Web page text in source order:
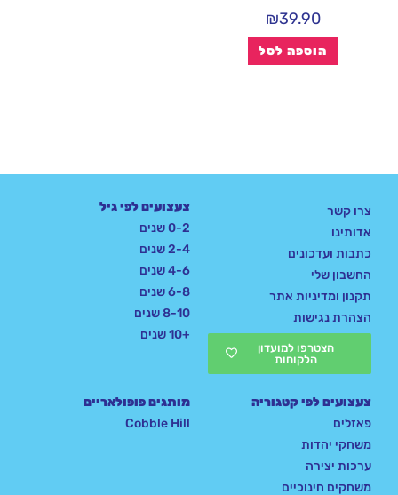
₪39.90
הוספה לסל
צרו קשר
אדותינו
כתבות ועדכונים
החשבון שלי
תקנון ומדיניות אתר
הצהרת נגישות
הצטרפו למועדון
הלקוחות
צעצועים לפי גיל
0-2 שנים
2-4 שנים
4-6 שנים
6-8 שנים
8-10 שנים
+10 שנים
צעצועים לפי קטגוריה
פאזלים
משחקי יהדות
ערכות יצירה
משחקים חינוכיים
מותגים פופולאריים
Cobble Hill